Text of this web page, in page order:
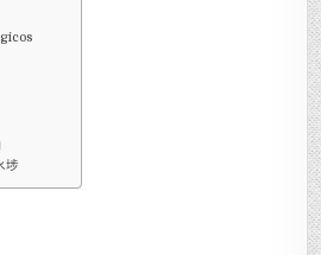
埗